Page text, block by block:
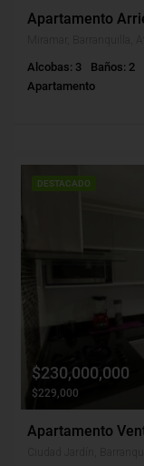
Apartamento
Alcobas: 3 Baños: 2
Apartamento
DESTACADO
$230,000,000
$229,000